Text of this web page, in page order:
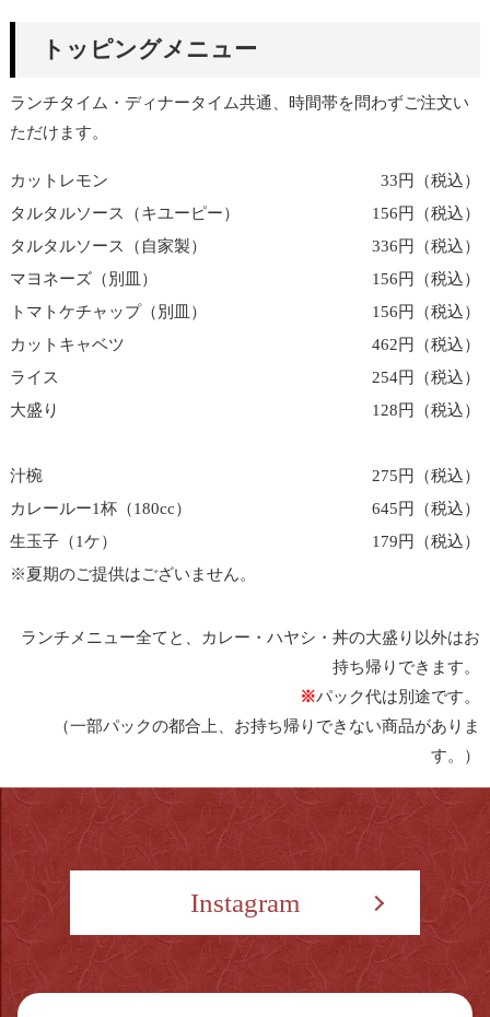
トッピングメニュー
ランチタイム・ディナータイム共通、時間帯を問わずご注文い
ただけます。
カットレモン
33円（税込）
タルタルソース（キユーピー）
156円（税込）
タルタルソース（自家製）
336円（税込）
マヨネーズ（別皿）
156円（税込）
トマトケチャップ（別皿）
156円（税込）
カットキャベツ
462円（税込）
ライス
254円（税込）
大盛り
128円（税込）
汁椀
275円（税込）
カレールー1杯（180cc）
645円（税込）
生玉子（1ケ）
179円（税込）
※夏期のご提供はございません。
ランチメニュー全てと、カレー・ハヤシ・丼の大盛り以外はお
持ち帰りできます。
※パック代は別途です。
（一部パックの都合上、お持ち帰りできない商品がありま
す。）
Instagram